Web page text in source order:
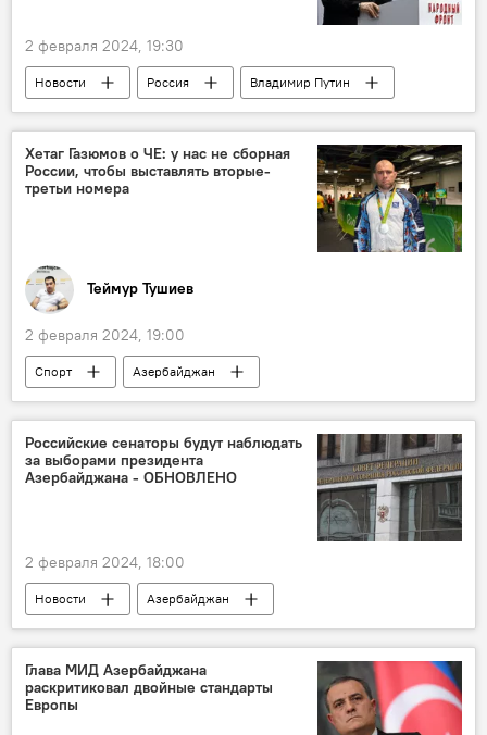
2 февраля 2024, 19:30
Новости Россия
Владимир Путин
Тула
Форум
Выступление
вооружения
Бронетехника
СВО Политика
Хетаг Газюмов о ЧЕ: у нас не сборная
России, чтобы выставлять вторые-
третьи номера
Теймур Тушиев
2 февраля 2024, 19:00
Спорт
Азербайджан
Вольная борьба
Федерация борьбы Азербайджана
главный тренер
Интервью
Российские сенаторы будут наблюдать
за выборами президента
Азербайджана - ОБНОВЛЕНО
2 февраля 2024, 18:00
Новости
Азербайджан
Президентские выборы
Подготовка
СНГ
Наблюдатели
Избирательные участки
Глава МИД Азербайджана
раскритиковал двойные стандарты
Европы